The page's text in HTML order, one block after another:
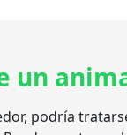
un
podría